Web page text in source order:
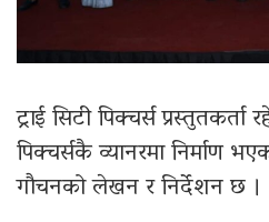
ट्राई सिटी पिक्चर्स प्रस्तुतकर्ता
पिक्चर्सकै व्यानरमा निर्माण
गौचनको लेखन र निर्देशन छ ।